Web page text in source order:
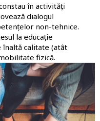
în activități
dialogul
non-tehnice.
la educație
calitate (atât
fizică.